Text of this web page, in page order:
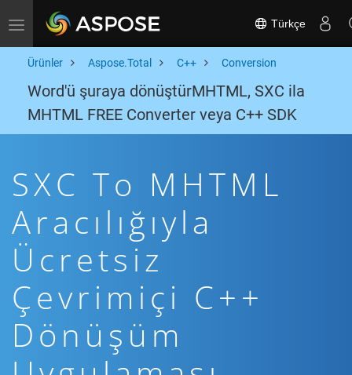
Toggle navigation Türkçe
Ürünler Aspose.Total C++ Conversion
Word'ü şuraya dönüştürMHTML, SXC ila
MHTML FREE Converter veya C++ SDK
SXC To MHTML
Aracılığıyla
Ücretsiz
Çevrimiçi C++
Dönüşüm